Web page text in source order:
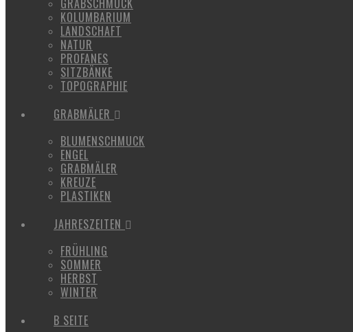
GRABSCHMUCK
KOLUMBARIUM
LANDSCHAFT
NATUR
PROFANES
SITZBÄNKE
TOPOGRAPHIE
GRABMÄLER
BLUMENSCHMUCK
ENGEL
GRABMÄLER
KREUZE
PLASTIKEN
JAHRESZEITEN
FRÜHLING
SOMMER
HERBST
WINTER
B SEITE